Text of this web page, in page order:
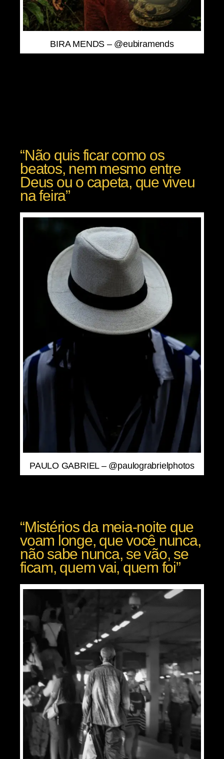
BIRA MENDS – @eubiramends
“Não quis ficar como os
beatos, nem mesmo entre
Deus ou o capeta, que viveu
na feira”
PAULO GABRIEL – @paulograbrielphotos
“Mistérios da meia-noite que
voam longe, que você nunca,
não sabe nunca, se vão, se
ficam, quem vai, quem foi”